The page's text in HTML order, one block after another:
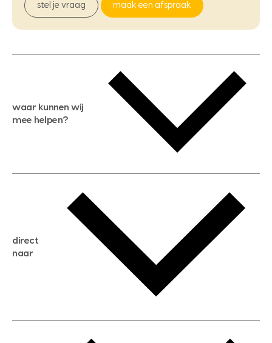
stel je vraag maak een afspraak
waar kunnen wij
mee helpen?
gratis zoekservice
huis verkopen
huis kopen
aankoopadvies
direct
naar